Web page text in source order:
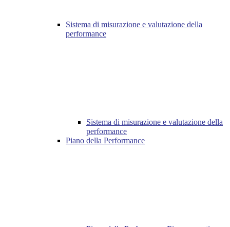
Sistema di misurazione e valutazione della
performance
Sistema di misurazione e valutazione della
performance
Piano della Performance